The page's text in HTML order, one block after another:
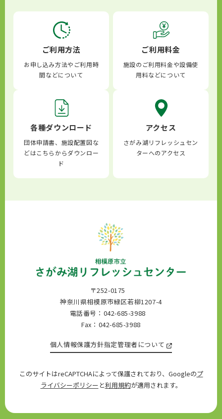
ご利用方法
お申し込み方法やご利用時
間などについて
ご利用料金
施設のご利用料金や設備使
用料などについて
各種ダウンロード
団体申請書、施設配置図な
どはこちらからダウンロー
ド
アクセス
さがみ湖リフレッシュセン
ターへのアクセス
〒252-0175
神奈川県相模原市緑区若柳1207-4
電話番号：042-685-3988
Fax：042-685-3988
個人情報保護方針指定管理者について
このサイトはreCAPTCHAによって保護されており、Googleのプ
ライバシーポリシー と利用規約が適用されます。